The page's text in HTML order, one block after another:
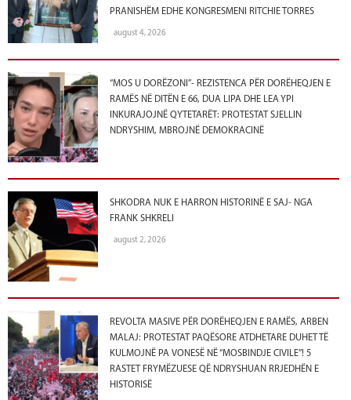
PRANISHËM EDHE KONGRESMENI RITCHIE TORRES
august 4, 2026
“MOS U DORËZONI”- REZISTENCA PËR DORËHEQJEN E
RAMËS NË DITËN E 66, DUA LIPA DHE LEA YPI
INKURAJOJNË QYTETARËT: PROTESTAT SJELLIN
NDRYSHIM, MBROJNË DEMOKRACINË
SHKODRA NUK E HARRON HISTORINË E SAJ- NGA
FRANK SHKRELI
august 2, 2026
REVOLTA MASIVE PËR DORËHEQJEN E RAMËS, ARBEN
MALAJ: PROTESTAT PAQËSORE ATDHETARE DUHET TË
KULMOJNË PA VONESË NË “MOSBINDJE CIVILE”! 5
RASTET FRYMËZUESE QË NDRYSHUAN RRJEDHËN E
HISTORISË